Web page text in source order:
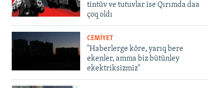
tintüv ve tutuvlar ise Qırımda daa
çoq oldı
CEMİYET
"Haberlerge köre, yarıq bere
ekenler, amma biz bütünley
ekektriksizmiz"